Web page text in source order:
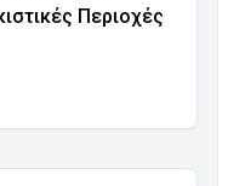
Περιοχές